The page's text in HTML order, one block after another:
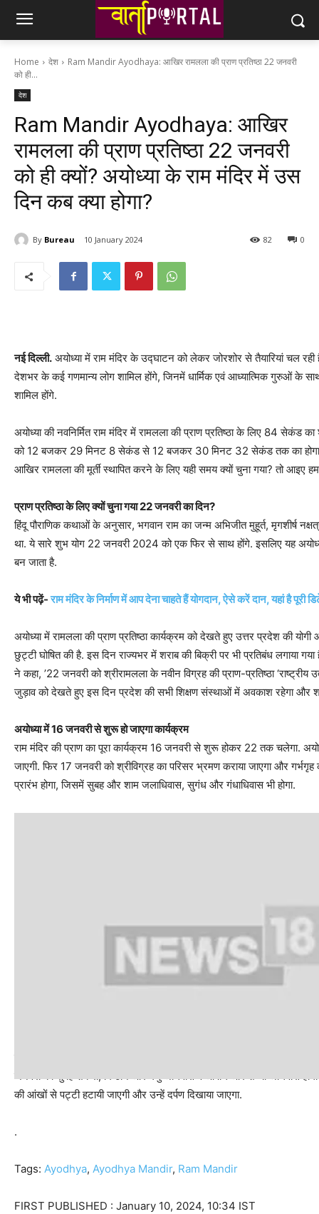
Home देश
Ram Mandir Ayodhaya: आखिर रामलला की प्राण प्रतिष्ठा 22 जनवरी
को ही...
देश
Ram Mandir Ayodhaya: आखिर
रामलला की प्राण प्रतिष्ठा 22 जनवरी
को ही क्यों? अयोध्या के राम मंदिर में उस
दिन कब क्या होगा?
By Bureau 10 January 2024 0
82
नई दिल्ली. अयोध्या में राम मंदिर के उद्घाटन को लेकर जोरशोर से तैयारियां चल
देशभर के कई गणमान्य लोग शामिल होंगे, जिनमें धार्मिक एवं आध्यात्मिक गुरुओं के
शामिल होंगे.
अयोध्या की नवनिर्मित राम मंदिर में रामलला की प्राण प्रतिष्ठा के लिए 84
को 12 बजकर 29 मिनट 8 सेकंड से 12 बजकर 30 मिनट 32 सेकंड तक का
आखिर रामलला की मूर्ती स्थापित करने के लिए यही समय क्यों चुना गया? तो आइए
प्राण प्रतिष्ठा के लिए क्यों चुना गया 22 जनवरी का दिन?
हिंदू पौराणिक कथाओं के अनुसार, भगवान राम का जन्म अभिजीत मुहूर्त, मृगशीर्ष
था. ये सारे शुभ योग 22 जनवरी 2024 को एक फिर से साथ होंगे. इसलिए यह
बन जाता है.
ये भी पढ़ें-राम मंदिर के निर्माण में आप देना चाहते हैं योगदान, ऐसे करें दान, यहां है पूरी
अयोध्या में रामलला की प्राण प्रतिष्ठा कार्यक्रम को देखते हुए उत्तर प्रदेश की
छुट्टी घोषित की है. इस दिन राज्यभर में शराब की बिक्री पर भी प्रतिबंध लगाया
ने कहा, ’22 जनवरी को श्रीरामलला के नवीन विग्रह की प्राण-प्रतिष्ठा
जुड़ाव को देखते हुए इस दिन प्रदेश की सभी शिक्षण संस्थाओं में अवकाश रहेगा और
अयोध्या में 16 जनवरी से शुरू हो जाएगा कार्यक्रम
राम मंदिर की प्राण का पूरा कार्यक्रम 16 जनवरी से शुरू होकर 22 तक चलेगा.
जाएगी. फिर 17 जनवरी को श्रीविग्रह का परिसर भ्रमण कराया जाएगा और
प्रारंभ होगा, जिसमें सुबह और शाम जलाधिवास, सुगंध और गंधाधिवास भी होगा.
जनवरी को सुबह शर्करा, मिष्ठान और मधु अधिवास व औषधि और शैय्या अधिवास
की आंखों से पट्टी हटायी जाएगी और उन्हें दर्पण दिखाया जाएगा.
.
Tags: Ayodhya, Ayodhya Mandir, Ram Mandir
FIRST PUBLISHED : January 10, 2024, 10:34 IST